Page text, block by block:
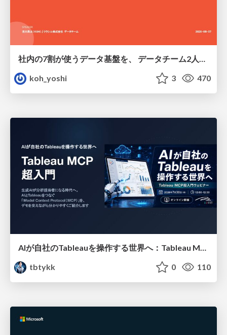
社内の7割が使うデータ基盤を、 データチーム2人で回すためにやったこと
koh_yoshi
3 470
AIが自社のTableauを操作する世界へ：Tableau MCP超入門
tbtykk
0 110